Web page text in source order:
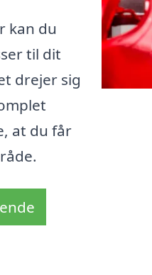
kan du
til dit
drejer sig
at du får